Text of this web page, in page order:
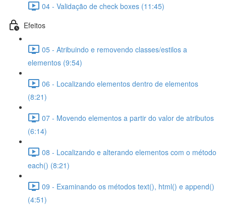
04 - Validação de check boxes (11:45)
Efeitos
05 - Atribuindo e removendo classes/estilos a
elementos (9:54)
06 - Localizando elementos dentro de elementos
(8:21)
07 - Movendo elementos a partir do valor de atributos
(6:14)
08 - Localizando e alterando elementos com o método
each() (8:21)
09 - Examinando os métodos text(), html() e append()
(4:51)